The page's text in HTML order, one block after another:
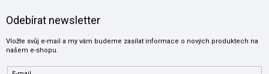
Odebírat newsletter
Vložte svůj e-mail a my vám budeme zasílat informace o nových produktech na
našem e-shopu.